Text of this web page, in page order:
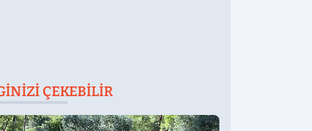
ÇEKEBILIR